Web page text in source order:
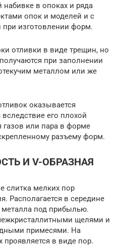
в опоках и ряда
опок и моделей и с
изготовлении форм.
отливки в виде трещин, но
при заполнении
металлом или же
оказывается
его плохой
газов или пара в форме
разъему форм.
И V-ОБРАЗНАЯ
слитка мелких пор
Располагается в середине
под прибылью.
щелями и
примесями. На
в виде пор.